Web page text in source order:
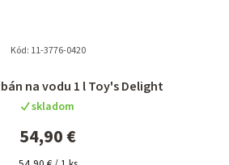
na vodu 1 l Toy's Delight
skladom
54,90 €
Kód: 11-3776-0420